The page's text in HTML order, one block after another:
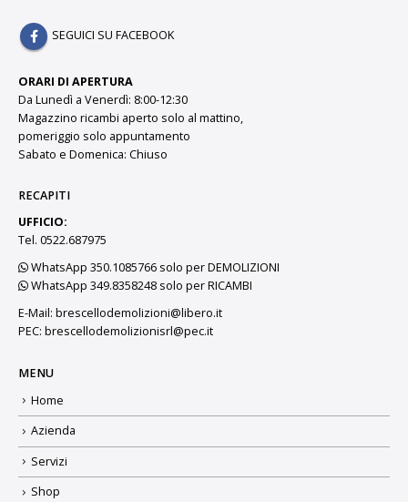
SEGUICI SU FACEBOOK
ORARI DI APERTURA
Da Lunedì a Venerdì: 8:00-12:30
Magazzino ricambi aperto solo al mattino,
pomeriggio solo appuntamento
Sabato e Domenica: Chiuso
RECAPITI
UFFICIO:
Tel. 0522.687975
WhatsApp 350.1085766 solo per DEMOLIZIONI
WhatsApp 349.8358248 solo per RICAMBI
E-Mail: brescellodemolizioni@libero.it
PEC: brescellodemolizionisrl@pec.it
MENU
Home
Azienda
Servizi
Shop